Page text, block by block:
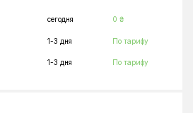
сегодня 0 ₴
1-3 дня По тарифу
1-3 дня По тарифу